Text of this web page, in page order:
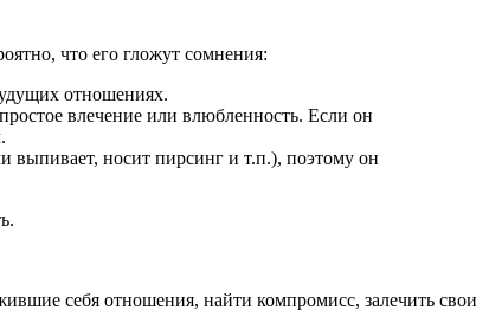
что его гложут сомнения:
отношениях.
влечение или влюбленность. Если он
выпивает, носит пирсинг и т.п.), поэтому он
себя отношения, найти компромисс, залечить свои